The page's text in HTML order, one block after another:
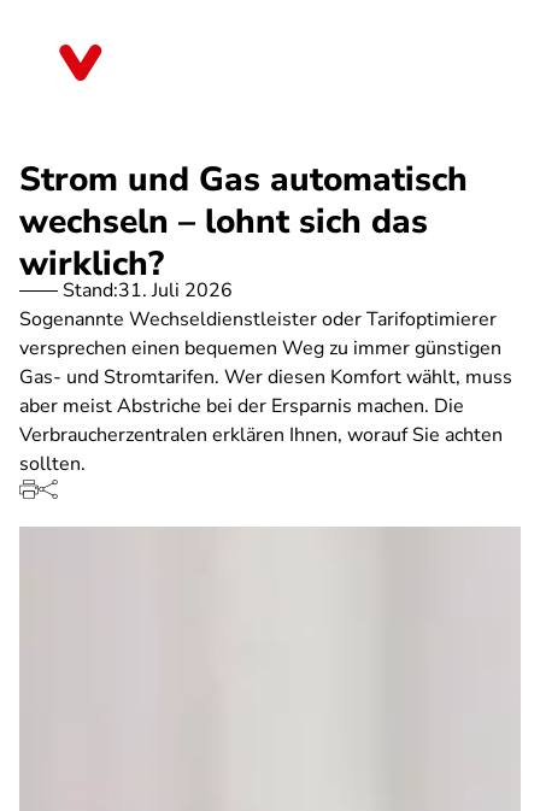
Strom und Gas automatisch
wechseln – lohnt sich das
wirklich?
Stand:31. Juli 2026
Sogenannte Wechseldienstleister oder Tarifoptimierer
versprechen einen bequemen Weg zu immer günstigen
Gas- und Stromtarifen. Wer diesen Komfort wählt, muss
aber meist Abstriche bei der Ersparnis machen. Die
Verbraucherzentralen erklären Ihnen, worauf Sie achten
sollten.